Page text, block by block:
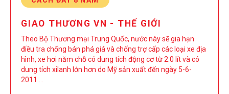
GIAO THƯƠNG VN - THẾ GIỚI
Theo Bộ Thương mại Trung Quốc, nước này sẽ gia hạn
điều tra chống bán phá giá và chống trợ cấp các loại xe địa
hình, xe hơi năm chỗ có dung tích động cơ từ 2.0 lít và có
dung tích xilanh lớn hơn do Mỹ sản xuất đến ngày 5-6-
2011.…